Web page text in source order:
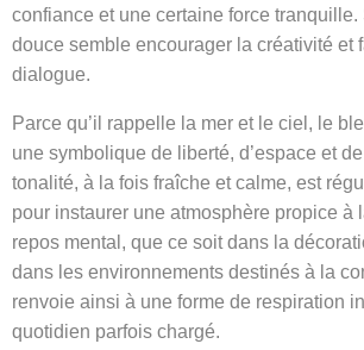
confiance et une certaine force tranquille.
douce semble encourager la créativité et
dialogue.
Parce qu’il rappelle la mer et le ciel, le
une symbolique de liberté, d’espace et
tonalité, à la fois fraîche et calme, est
pour instaurer une atmosphère propice à
repos mental, que ce soit dans la
dans les environnements destinés à la
renvoie ainsi à une forme de respiration
quotidien parfois chargé.